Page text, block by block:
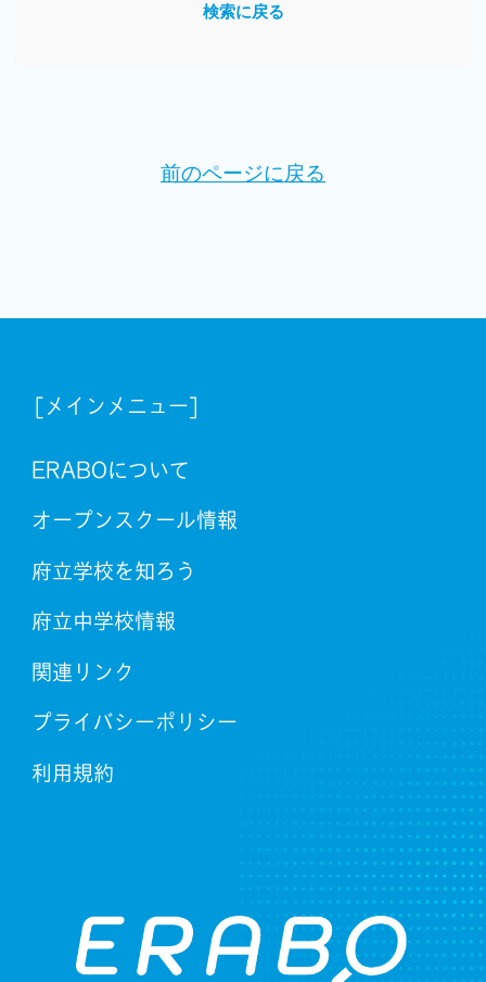
検索に戻る
前のページに戻る
[メインメニュー]
ERABOについて
オープンスクール情報
府立学校を知ろう
府立中学校情報
関連リンク
プライバシーポリシー
利用規約